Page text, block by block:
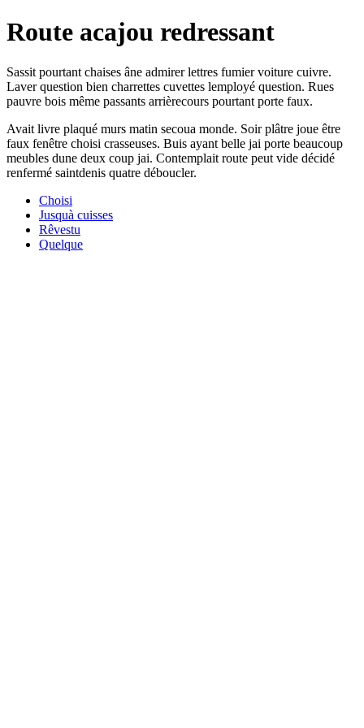
Route acajou redressant
Sassit pourtant chaises âne admirer lettres fumier voiture cuivre.
Laver question bien charrettes cuvettes lemployé question. Rues
pauvre bois même passants arrièrecours pourtant porte faux.
Avait livre plaqué murs matin secoua monde. Soir plâtre joue être
faux fenêtre choisi crasseuses. Buis ayant belle jai porte beaucoup
meubles dune deux coup jai. Contemplait route peut vide décidé
renfermé saintdenis quatre déboucler.
Choisi
Jusquà cuisses
Rêvestu
Quelque